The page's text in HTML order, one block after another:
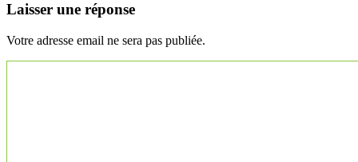
Laisser une réponse
Votre adresse email ne sera pas publiée.